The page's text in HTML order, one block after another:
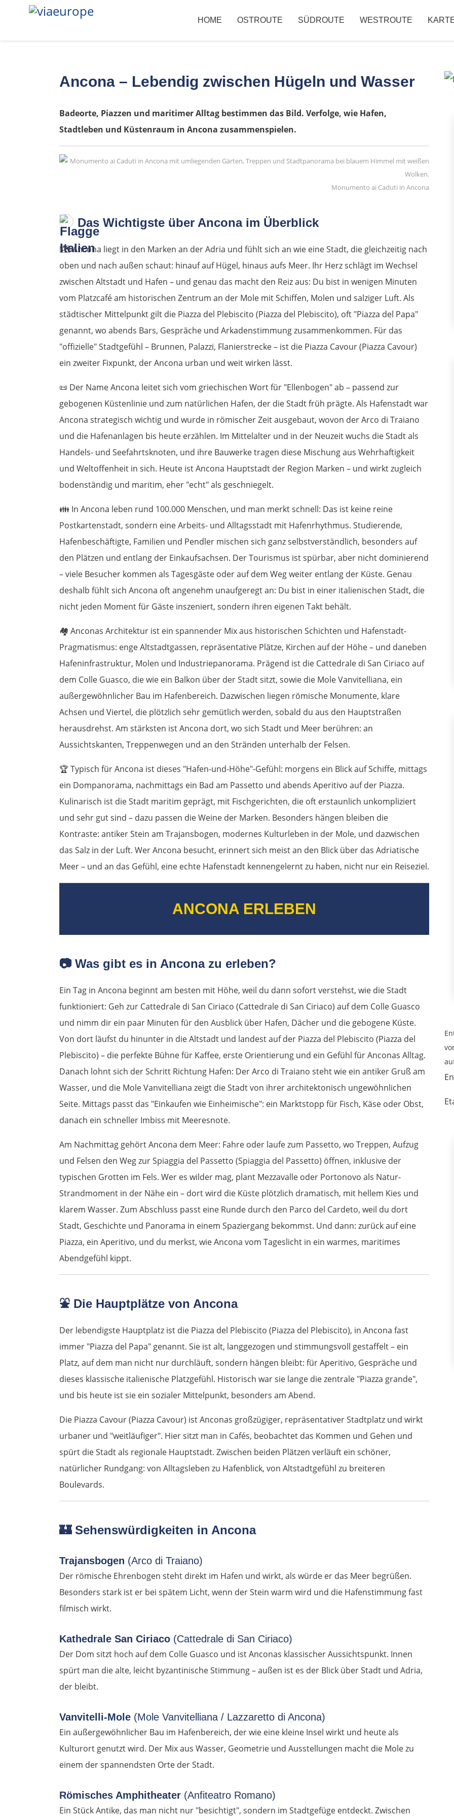
HOME OSTROUTE SÜDROUTE WESTROUTE
Ancona – Lebendig zwischen Hügeln und Wasser
Badeorte, Piazzen und maritimer Alltag bestimmen das Bild. Verfolge, wie Hafen,
Stadtleben und Küstenraum in Ancona zusammenspielen.
Monumento ai Caduti in Ancona
Das Wichtigste über Ancona im Überblick
🗺️ Ancona liegt in den Marken an der Adria und fühlt sich an wie eine Stadt, die gleichzeitig nach
oben und nach außen schaut: hinauf auf Hügel, hinaus aufs Meer. Ihr Herz schlägt im Wechsel
zwischen Altstadt und Hafen – und genau das macht den Reiz aus: Du bist in wenigen Minuten
vom Platzcafé am historischen Zentrum an der Mole mit Schiffen, Molen und salziger Luft. Als
städtischer Mittelpunkt gilt die Piazza del Plebiscito (Piazza del Plebiscito), oft "Piazza del Papa"
genannt, wo abends Bars, Gespräche und Arkadenstimmung zusammenkommen. Für das
"offizielle" Stadtgefühl – Brunnen, Palazzi, Flanierstrecke – ist die Piazza Cavour (Piazza Cavour)
ein zweiter Fixpunkt, der Ancona urban und weit wirken lässt.
📜 Der Name Ancona leitet sich vom griechischen Wort für "Ellenbogen" ab – passend zur
gebogenen Küstenlinie und zum natürlichen Hafen, der die Stadt früh prägte. Als Hafenstadt war
Ancona strategisch wichtig und wurde in römischer Zeit ausgebaut, wovon der Arco di Traiano
und die Hafenanlagen bis heute erzählen. Im Mittelalter und in der Neuzeit wuchs die Stadt als
Handels- und Seefahrtsknoten, und ihre Bauwerke tragen diese Mischung aus Wehrhaftigkeit
und Weltoffenheit in sich. Heute ist Ancona Hauptstadt der Region Marken – und wirkt zugleich
bodenständig und maritim, eher "echt" als geschniegelt.
👪 In Ancona leben rund 100.000 Menschen, und man merkt schnell: Das ist keine reine
Postkartenstadt, sondern eine Arbeits- und Alltagsstadt mit Hafenrhythmus. Studierende,
Hafenbeschäftigte, Familien und Pendler mischen sich ganz selbstverständlich, besonders auf
den Plätzen und entlang der Einkaufsachsen. Der Tourismus ist spürbar, aber nicht dominierend
– viele Besucher kommen als Tagesgäste oder auf dem Weg weiter entlang der Küste. Genau
deshalb fühlt sich Ancona oft angenehm unaufgeregt an: Du bist in einer italienischen Stadt, die
nicht jeden Moment für Gäste inszeniert, sondern ihren eigenen Takt behält.
🏘️ Anconas Architektur ist ein spannender Mix aus historischen Schichten und Hafenstadt-
Pragmatismus: enge Altstadtgassen, repräsentative Plätze, Kirchen auf der Höhe – und daneben
Hafeninfrastruktur, Molen und Industriepanorama. Prägend ist die Cattedrale di San Ciriaco auf
dem Colle Guasco, die wie ein Balkon über der Stadt sitzt, sowie die Mole Vanvitelliana, ein
außergewöhnlicher Bau im Hafenbereich. Dazwischen liegen römische Monumente, klare
Achsen und Viertel, die plötzlich sehr gemütlich werden, sobald du aus den Hauptstraßen
herausdrehst. Am stärksten ist Ancona dort, wo sich Stadt und Meer berühren: an
Aussichtskanten, Treppenwegen und an den Stränden unterhalb der Felsen.
🏆 Typisch für Ancona ist dieses "Hafen-und-Höhe"-Gefühl: morgens ein Blick auf Schiffe, mittags
ein Dompanorama, nachmittags ein Bad am Passetto und abends Aperitivo auf der Piazza.
Kulinarisch ist die Stadt maritim geprägt, mit Fischgerichten, die oft erstaunlich unkompliziert
und sehr gut sind – dazu passen die Weine der Marken. Besonders hängen bleiben die
Kontraste: antiker Stein am Trajansbogen, modernes Kulturleben in der Mole, und dazwischen
das Salz in der Luft. Wer Ancona besucht, erinnert sich meist an den Blick über das Adriatische
Meer – und an das Gefühl, eine echte Hafenstadt kennengelernt zu haben, nicht nur ein Reiseziel.
ANCONA ERLEBEN
📷 Was gibt es in Ancona zu erleben?
Ein Tag in Ancona beginnt am besten mit Höhe, weil du dann sofort verstehst, wie die Stadt
funktioniert: Geh zur Cattedrale di San Ciriaco (Cattedrale di San Ciriaco) auf dem Colle Guasco
und nimm dir ein paar Minuten für den Ausblick über Hafen, Dächer und die gebogene Küste.
Von dort läufst du hinunter in die Altstadt und landest auf der Piazza del Plebiscito (Piazza del
Plebiscito) – die perfekte Bühne für Kaffee, erste Orientierung und ein Gefühl für Anconas Alltag.
Danach lohnt sich der Schritt Richtung Hafen: Der Arco di Traiano steht wie ein antiker Gruß am
Wasser, und die Mole Vanvitelliana zeigt die Stadt von ihrer architektonisch ungewöhnlichen
Seite. Mittags passt das "Einkaufen wie Einheimische": ein Marktstopp für Fisch, Käse oder Obst,
danach ein schneller Imbiss mit Meeresnote.
Am Nachmittag gehört Ancona dem Meer: Fahre oder laufe zum Passetto, wo Treppen, Aufzug
und Felsen den Weg zur Spiaggia del Passetto (Spiaggia del Passetto) öffnen, inklusive der
typischen Grotten im Fels. Wer es wilder mag, plant Mezzavalle oder Portonovo als Natur-
Strandmoment in der Nähe ein – dort wird die Küste plötzlich dramatisch, mit hellem Kies und
klarem Wasser. Zum Abschluss passt eine Runde durch den Parco del Cardeto, weil du dort
Stadt, Geschichte und Panorama in einem Spaziergang bekommst. Und dann: zurück auf eine
Piazza, ein Aperitivo, und du merkst, wie Ancona vom Tageslicht in ein warmes, maritimes
Abendgefühl kippt.
⛲ Die Hauptplätze von Ancona
Der lebendigste Hauptplatz ist die Piazza del Plebiscito (Piazza del Plebiscito), in Ancona fast
immer "Piazza del Papa" genannt. Sie ist alt, langgezogen und stimmungsvoll gestaffelt – ein
Platz, auf dem man nicht nur durchläuft, sondern hängen bleibt: für Aperitivo, Gespräche und
dieses klassische italienische Platzgefühl. Historisch war sie lange die zentrale "Piazza grande",
und bis heute ist sie ein sozialer Mittelpunkt, besonders am Abend.
Die Piazza Cavour (Piazza Cavour) ist Anconas großzügiger, repräsentativer Stadtplatz und wirkt
urbaner und "weitläufiger". Hier sitzt man in Cafés, beobachtet das Kommen und Gehen und
spürt die Stadt als regionale Hauptstadt. Zwischen beiden Plätzen verläuft ein schöner,
natürlicher Rundgang: von Alltagsleben zu Hafenblick, von Altstadtgefühl zu breiteren
Boulevards.
🏰 Sehenswürdigkeiten in Ancona
Trajansbogen (Arco di Traiano)
Der römische Ehrenbogen steht direkt im Hafen und wirkt, als würde er das Meer begrüßen.
Besonders stark ist er bei spätem Licht, wenn der Stein warm wird und die Hafenstimmung fast
filmisch wirkt.
Kathedrale San Ciriaco (Cattedrale di San Ciriaco)
Der Dom sitzt hoch auf dem Colle Guasco und ist Anconas klassischer Aussichtspunkt. Innen
spürt man die alte, leicht byzantinische Stimmung – außen ist es der Blick über Stadt und Adria,
der bleibt.
Vanvitelli-Mole (Mole Vanvitelliana / Lazzaretto di Ancona)
Ein außergewöhnlicher Bau im Hafenbereich, der wie eine kleine Insel wirkt und heute als
Kulturort genutzt wird. Der Mix aus Wasser, Geometrie und Ausstellungen macht die Mole zu
einem der spannendsten Orte der Stadt.
Römisches Amphitheater (Anfiteatro Romano)
Ein Stück Antike, das man nicht nur "besichtigt", sondern im Stadtgefüge entdeckt. Zwischen